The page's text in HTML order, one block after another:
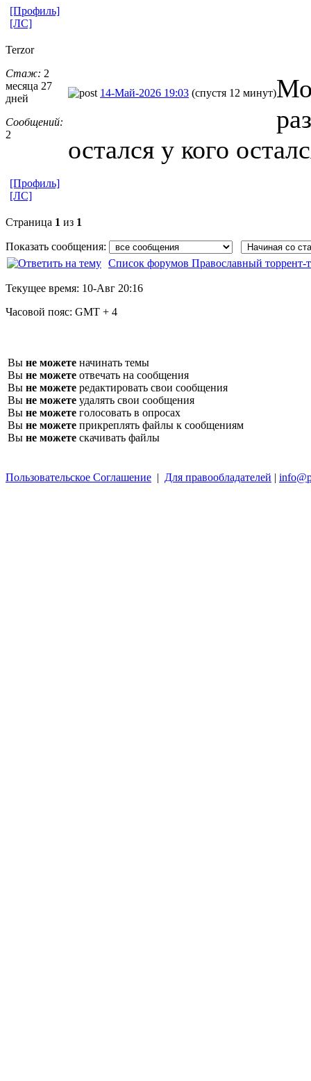
[Профиль]
[ЛС]
Terzor
Стаж: 2
месяца 27
дней
Сообщений:
2
14-Май-2026 19:03 (спустя 12 минут)
остался у кого
[Профиль]
[ЛС]
Страница 1 из 1
Показать сообщения:
Список форумов Православный торрент-
Текущее время: 10-Авг 20:16
Часовой пояс: GMT + 4
Вы не можете начинать темы
Вы не можете отвечать на сообщения
Вы не можете редактировать свои сообщения
Вы не можете удалять свои сообщения
Вы не можете голосовать в опросах
Вы не можете прикреплять файлы к сообщениям
Вы не можете скачивать файлы
Пользовательское Соглашение | Для правообладателей |